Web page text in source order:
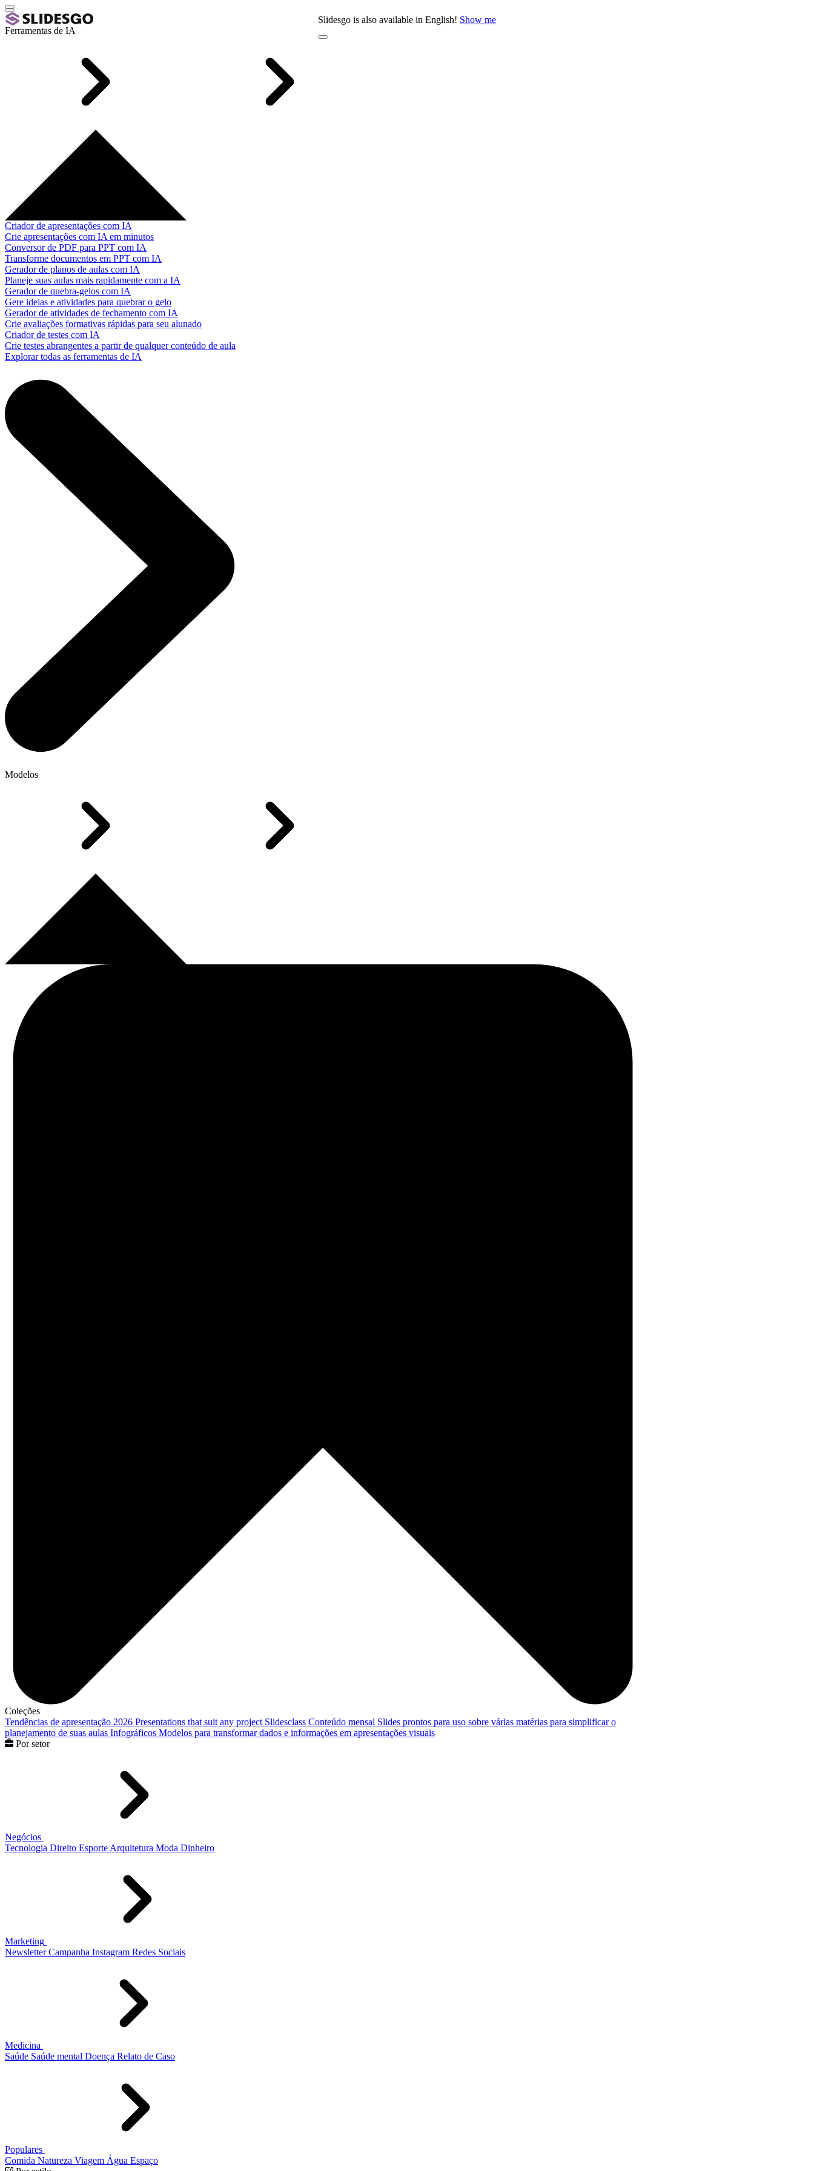
Slidesgo is also available in English! Show me
Ferramentas de IA
Criador de apresentações com IA
Crie apresentações com IA em minutos
Conversor de PDF para PPT com IA
Transforme documentos em PPT com IA
Gerador de planos de aulas com IA
Planeje suas aulas mais rapidamente com a IA
Gerador de quebra-gelos com IA
Gere ideias e atividades para quebrar o gelo
Gerador de atividades de fechamento com IA
Crie avaliações formativas rápidas para seu alunado
Criador de testes com IA
Crie testes abrangentes a partir de qualquer conteúdo de aula
Explorar todas as ferramentas de IA
Modelos
Coleções
Tendências de apresentação 2026 Presentations that suit any project Slidesclass Conteúdo mensal Slides prontos para uso sobre várias matérias para simplificar o
planejamento de suas aulas Infográficos Modelos para transformar dados e informações em apresentações visuais
Por setor
Negócios
Tecnologia Direito Esporte Arquitetura Moda Dinheiro
Marketing
Newsletter Campanha Instagram Redes Sociais
Medicina
Saúde Saúde mental Doença Relato de Caso
Populares
Comida Natureza Viagem Água Espaço